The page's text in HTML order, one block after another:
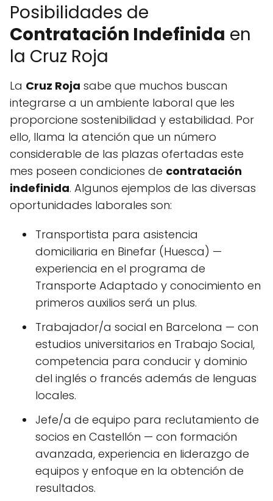
Posibilidades de
Contratación Indefinida en
la Cruz Roja
La Cruz Roja sabe que muchos buscan
integrarse a un ambiente laboral que les
proporcione sostenibilidad y estabilidad. Por
ello, llama la atención que un número
considerable de las plazas ofertadas este
mes poseen condiciones de contratación
indefinida. Algunos ejemplos de las diversas
oportunidades laborales son:
Transportista para asistencia
domiciliaria en Binefar (Huesca) —
experiencia en el programa de
Transporte Adaptado y conocimiento en
primeros auxilios será un plus.
Trabajador/a social en Barcelona — con
estudios universitarios en Trabajo Social,
competencia para conducir y dominio
del inglés o francés además de lenguas
locales.
Jefe/a de equipo para reclutamiento de
socios en Castellón — con formación
avanzada, experiencia en liderazgo de
equipos y enfoque en la obtención de
resultados.